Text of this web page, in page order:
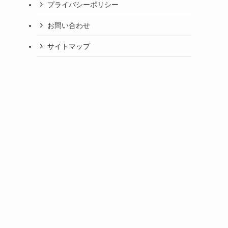
プライバシーポリシー
お問い合わせ
サイトマップ